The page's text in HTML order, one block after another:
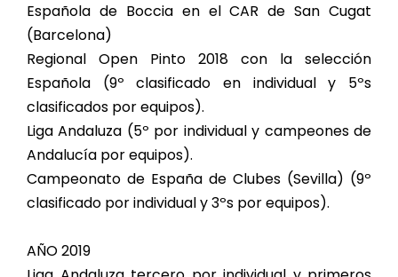
Española de Boccia en el CAR de San Cugat
(Barcelona)
Regional Open Pinto 2018 con la selección
Española (9º clasificado en individual y 5ºs
clasificados por equipos).
Liga Andaluza (5º por individual y campeones de
Andalucía por equipos).
Campeonato de España de Clubes (Sevilla) (9º
clasificado por individual y 3ºs por equipos).
AÑO 2019